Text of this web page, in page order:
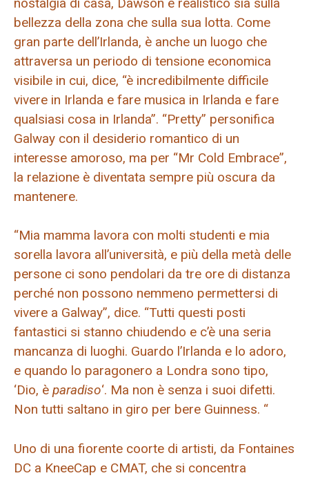
bellezza della zona che sulla sua lotta. Come
gran parte dell’Irlanda, è anche un luogo che
attraversa un periodo di tensione economica
visibile in cui, dice, “è incredibilmente difficile
vivere in Irlanda e fare musica in Irlanda e fare
qualsiasi cosa in Irlanda”. “Pretty” personifica
Galway con il desiderio romantico di un
interesse amoroso, ma per “Mr Cold Embrace”,
la relazione è diventata sempre più oscura da
mantenere.
“Mia mamma lavora con molti studenti e mia
sorella lavora all’università, e più della metà delle
persone ci sono pendolari da tre ore di distanza
perché non possono nemmeno permettersi di
vivere a Galway”, dice. “Tutti questi posti
fantastici si stanno chiudendo e c’è una seria
mancanza di luoghi. Guardo l’Irlanda e lo adoro,
e quando lo paragonero a Londra sono tipo,
‘Dio, è paradiso‘. Ma non è senza i suoi difetti.
Non tutti saltano in giro per bere Guinness. “
Uno di una fiorente coorte di artisti, da Fontaines
DC a KneeCap e CMAT, che si concentra